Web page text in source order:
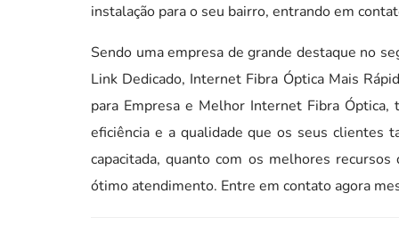
instalação para o seu bairro, entrando em
Sendo uma empresa de grande destaque no
Link Dedicado, Internet Fibra Óptica Mais
para Empresa e Melhor Internet Fibra
eficiência e a qualidade que os seus clientes
capacitada, quanto com os melhores
ótimo atendimento. Entre em contato agora